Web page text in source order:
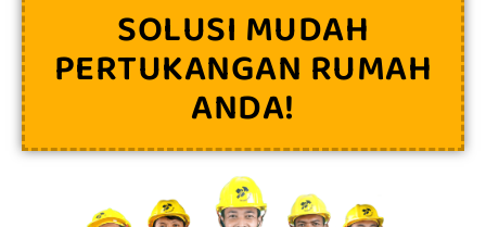
SOLUSI MUDAH
PERTUKANGAN RUMAH
ANDA!